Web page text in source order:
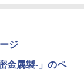
TOMY) T-SPAR
ューレジェンズ
イ スピリッツ)
ムX ガンダムエ
ル 色分け済みプ
ック
アップ材シリー
(角びん) 40ml 模
ジ
金属製-」のペ